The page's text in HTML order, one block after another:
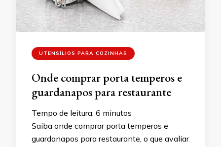
UTENSÍLIOS PARA COZINHAS
Onde comprar porta temperos e
guardanapos para restaurante
Tempo de leitura: 6 minutos
Saiba onde comprar porta temperos e
guardanapos para restaurante, o que avaliar